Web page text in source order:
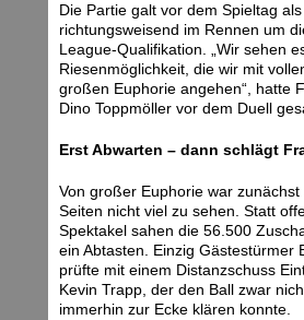
Die Partie galt vor dem Spieltag als
richtungsweisend im Rennen um
League-Qualifikation. „Wir sehen
Riesenmöglichkeit, die wir mit
großen Euphorie angehen“, hatte
Dino Toppmöller vor dem Duell
Erst Abwarten – dann schlägt
Von großer Euphorie war
Seiten nicht viel zu sehen. Statt
Spektakel sahen die 56.500
ein Abtasten. Einzig Gästestürmer
prüfte mit einem Distanzschuss
Kevin Trapp, der den Ball zwar
immerhin zur Ecke klären konnte.